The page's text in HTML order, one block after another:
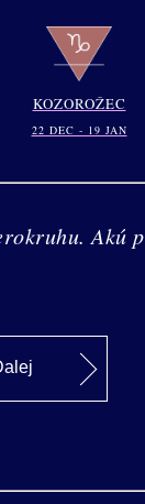
KOZOROŽEC
22 DEC - 19 JAN
Akú